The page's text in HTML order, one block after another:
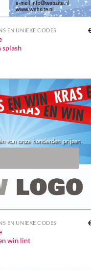
EN UNIEKE CODES
splash
EN UNIEKE CODES
win lint